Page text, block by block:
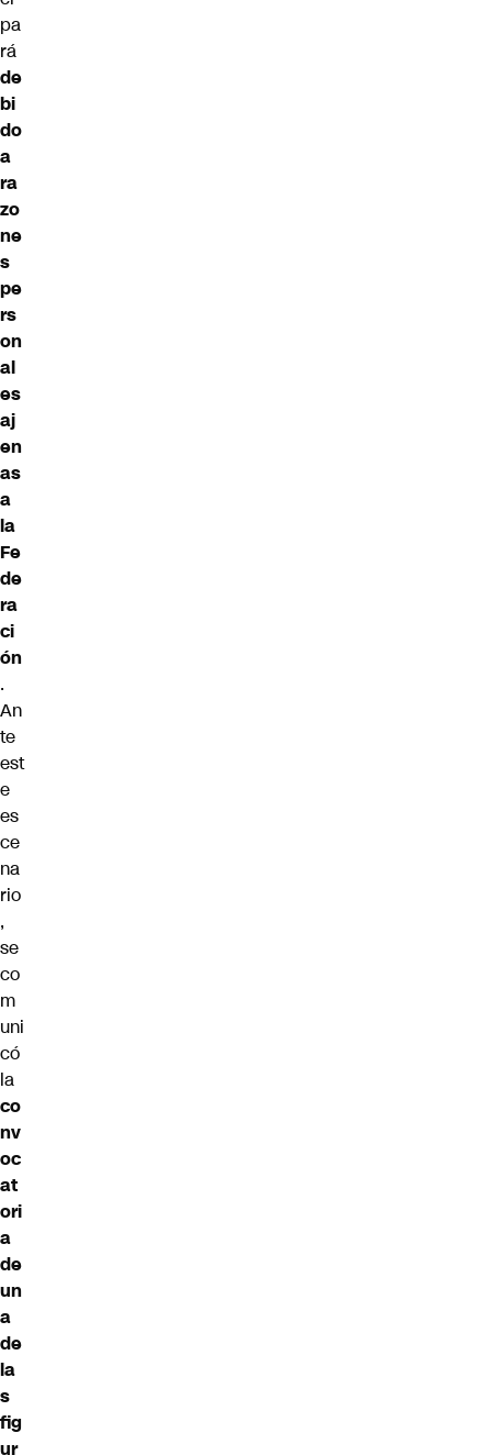
pa
rá
de
bi
do
a
ra
zo
ne
s
pe
rs
on
al
es
aj
en
as
a
la
Fe
de
ra
ci
ón
.
An
te
est
e
es
ce
na
rio
,
se
co
m
uni
có
la
co
nv
oc
at
ori
a
de
un
a
de
la
s
fig
ur